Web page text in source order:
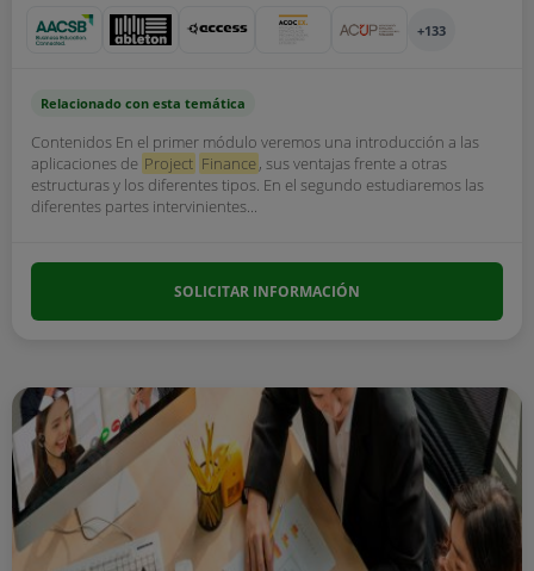
+133
Relacionado con esta temática
Contenidos En el primer módulo veremos una introducción a las
aplicaciones de Project Finance, sus ventajas frente a otras
estructuras y los diferentes tipos. En el segundo estudiaremos las
diferentes partes intervinientes...
SOLICITAR INFORMACIÓN